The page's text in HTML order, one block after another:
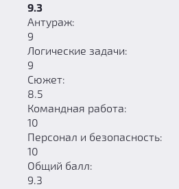
9.3
Антураж:
9
Логические задачи:
9
Сюжет:
8.5
Командная работа:
10
Персонал и безопасность:
10
Общий балл:
9.3